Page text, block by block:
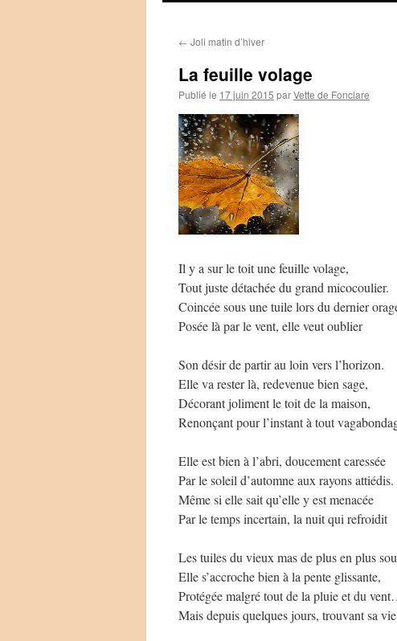
← Joli matin d’hiver
La feuille volage
Publié le 17 juin 2015 parVette de Fonclare
Il y a sur le toit une feuille volage,
Tout juste détachée du grand micocoulier.
Coincée sous une tuile lors du dernier
Posée là par le vent, elle veut oublier
Son désir de partir au loin vers l’horizon.
Elle va rester là, redevenue bien sage,
Décorant joliment le toit de la maison,
Renonçant pour l’instant à tout
Elle est bien à l’abri, doucement caressée
Par le soleil d’automne aux rayons attiédis.
Même si elle sait qu’elle y est menacée
Par le temps incertain, la nuit qui refroidit
Les tuiles du vieux mas de plus en plus
Elle s’accroche bien à la pente glissante,
Protégée malgré tout de la pluie et du
Mais depuis quelques jours, trouvant sa